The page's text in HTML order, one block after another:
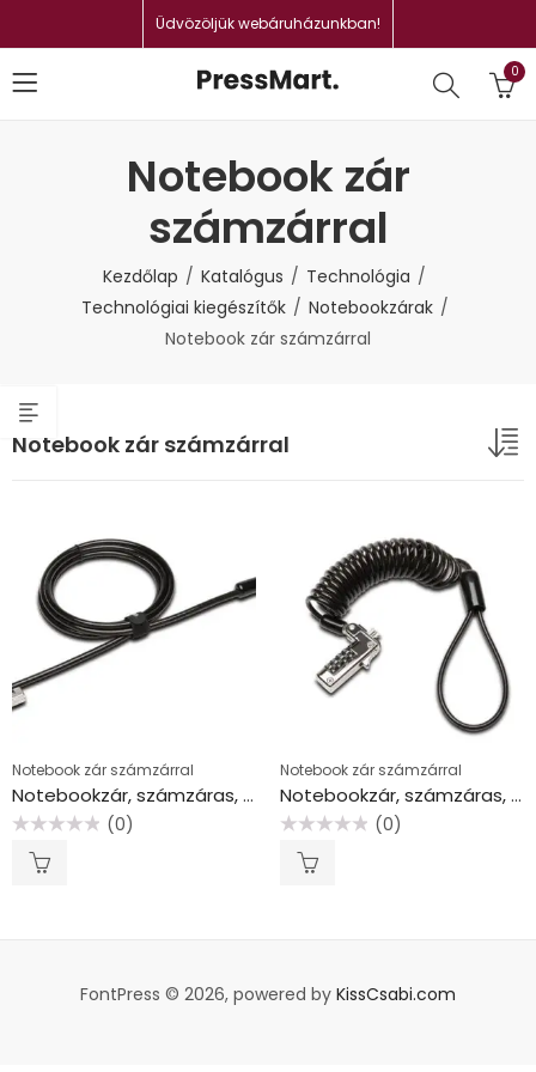
Üdvözöljük webáruházunkban!
0
Notebook zár
számzárral
Kezdőlap Katalógus
Technológia
Technológiai kiegészítők
Notebookzárak
Notebook zár számzárral
Notebook zár számzárral
Notebook zár számzárral
Notebookzár, számzáras, KENSINGTON “Slim NanoSaver”
(0)
Notebook zár számzárral
Notebookzár, számzáras, kompakt, KENSINGTON “Slim NanoSaver”
(0)
FontPress © 2026, powered by KissCsabi.com